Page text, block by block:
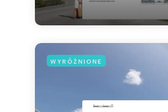
WYRÓŻNIONE